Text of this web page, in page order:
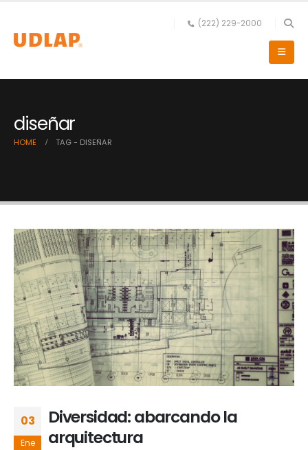
(222) 229-2000
diseñar
HOME TAG - DISEÑAR
03
Ene
Diversidad: abarcando la
arquitectura